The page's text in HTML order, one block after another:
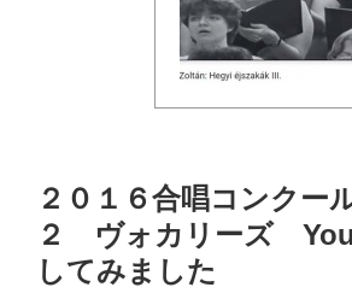
２０１６合唱コンクー
２ ヴォカリーズ
してみました